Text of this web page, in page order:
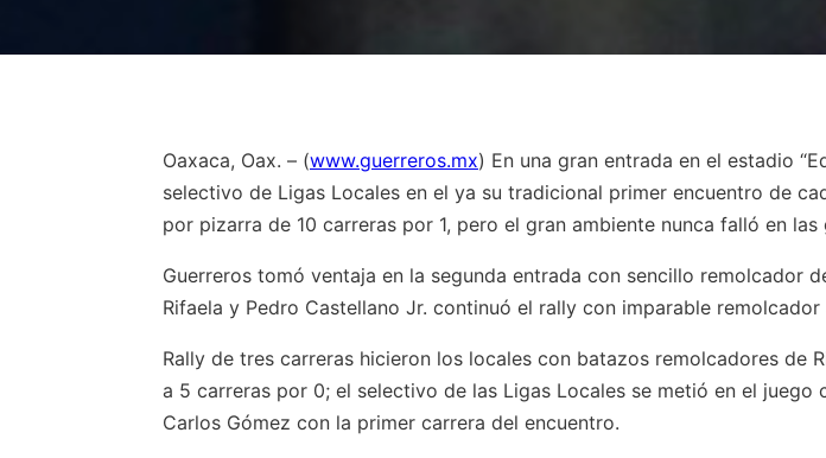
Oaxaca, Oax. – (www.guerreros.mx) En una gran entrada en el estadio
selectivo de Ligas Locales en el ya su tradicional primer encuentro de
por pizarra de 10 carreras por 1, pero el gran ambiente nunca falló en las
Guerreros tomó ventaja en la segunda entrada con sencillo remolcador
Rifaela y Pedro Castellano Jr. continuó el rally con imparable
Rally de tres carreras hicieron los locales con batazos remolcadores de
a 5 carreras por 0; el selectivo de las Ligas Locales se metió en el
Carlos Gómez con la primer carrera del encuentro.